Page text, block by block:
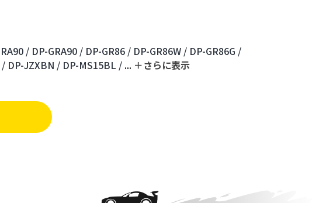
/ DP-GRA90 / DP-GR86 / DP-GR86W / DP-GR86G /
/ DP-JZXBN / DP-MS15BL / ... ＋さらに表⽰